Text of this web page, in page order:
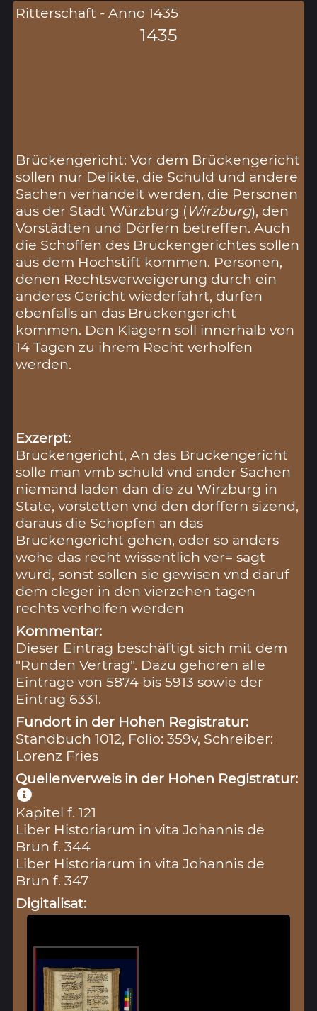
Ritterschaft - Anno 1435
1435
Brückengericht: Vor dem Brückengericht
sollen nur Delikte, die Schuld und andere
Sachen verhandelt werden, die Personen
aus der Stadt Würzburg (Wirzburg), den
Vorstädten und Dörfern betreffen. Auch
die Schöffen des Brückengerichtes sollen
aus dem Hochstift kommen. Personen,
denen Rechtsverweigerung durch ein
anderes Gericht wiederfährt, dürfen
ebenfalls an das Brückengericht
kommen. Den Klägern soll innerhalb von
14 Tagen zu ihrem Recht verholfen
werden.
Exzerpt:
Bruckengericht, An das Bruckengericht
solle man vmb schuld vnd ander Sachen
niemand laden dan die zu Wirzburg in
State, vorstetten vnd den dorffern sizend,
daraus die Schopfen an das
Bruckengericht gehen, oder so anders
wohe das recht wissentlich ver= sagt
wurd, sonst sollen sie gewisen vnd daruf
dem cleger in den vierzehen tagen
rechts verholfen werden
Kommentar:
Dieser Eintrag beschäftigt sich mit dem
"Runden Vertrag". Dazu gehören alle
Einträge von 5874 bis 5913 sowie der
Eintrag 6331.
Fundort in der Hohen Registratur:
Standbuch 1012, Folio: 359v, Schreiber:
Lorenz Fries
Quellenverweis in der Hohen Registratur:
Kapitel f. 121
Liber Historiarum in vita Johannis de
Brun f. 344
Liber Historiarum in vita Johannis de
Brun f. 347
Digitalisat: